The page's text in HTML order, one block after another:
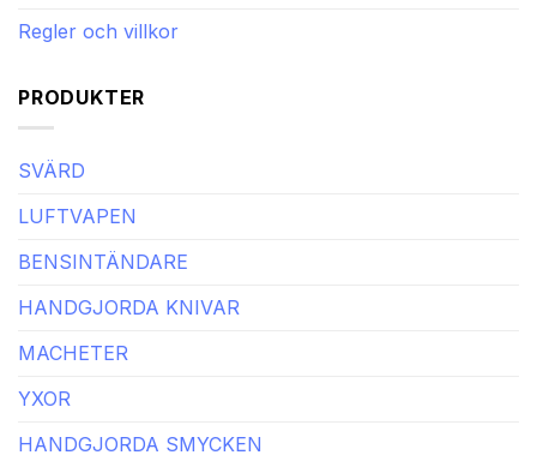
Regler och villkor
PRODUKTER
SVÄRD
LUFTVAPEN
BENSINTÄNDARE
HANDGJORDA KNIVAR
MACHETER
YXOR
HANDGJORDA SMYCKEN